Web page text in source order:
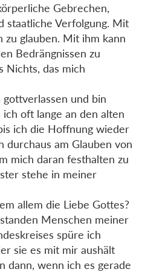
Gebrechen,
staatliche Verfolgung. Mit
zu glauben. Mit ihm kann
Bedrängnissen zu
Nichts, das mich
und bin
oft lange an den alten
ich die Hoffnung wieder
durchaus am Glauben von
mich daran festhalten zu
stehe in meiner
allem die Liebe Gottes?
Menschen meiner
spüre ich
sie es mit mir aushält
dann, wenn ich es gerade